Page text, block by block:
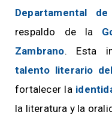
Departamental
respaldo de la
Zambrano. Esta
talento literario
fortalecer la
la literatura y la